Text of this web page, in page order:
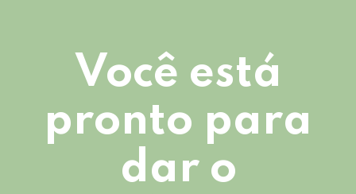
Você está
pronto para
dar o